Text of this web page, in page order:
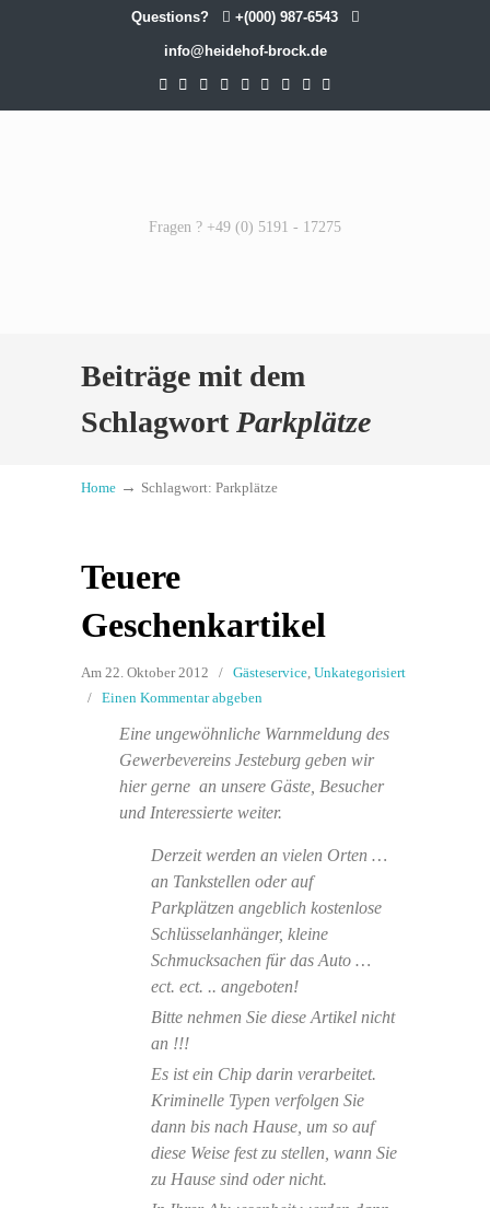
Questions? +(000) 987-6543
info@heidehof-brock.de
Fragen ? +49 (0) 5191 - 17275
Beiträge mit dem
Schlagwort Parkplätze
Home → Schlagwort: Parkplätze
Teuere
Geschenkartikel
Am 22. Oktober 2012 / Gästeservice, Unkategorisiert
/ Einen Kommentar abgeben
Eine ungewöhnliche Warnmeldung des
Gewerbevereins Jesteburg geben wir
hier gerne an unsere Gäste, Besucher
und Interessierte weiter.
Derzeit werden an vielen Orten …
an Tankstellen oder auf
Parkplätzen angeblich kostenlose
Schlüsselanhänger, kleine
Schmucksachen für das Auto …
ect. ect. .. angeboten!
Bitte nehmen Sie diese Artikel nicht
an !!!
Es ist ein Chip darin verarbeitet.
Kriminelle Typen verfolgen Sie
dann bis nach Hause, um so auf
diese Weise fest zu stellen, wann Sie
zu Hause sind oder nicht.